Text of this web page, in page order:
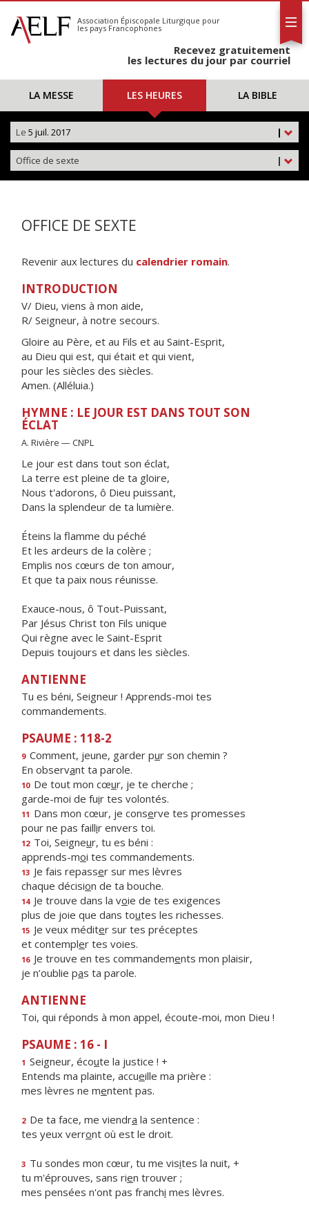
S'abonner
Calendrier
Association Épiscopale Liturgique pour
les pays Francophones
Recevez gratuitement
les lectures du jour par courriel
LA MESSE LES HEURES LA BIBLE
|
Le 5 juil. 2017
|
Office de sexte
OFFICE DE SEXTE
Revenir aux lectures du calendrier romain.
INTRODUCTION
V/ Dieu, viens à mon aide,
R/ Seigneur, à notre secours.
Gloire au Père, et au Fils et au Saint-Esprit,
au Dieu qui est, qui était et qui vient,
pour les siècles des siècles.
Amen. (Alléluia.)
HYMNE : LE JOUR EST DANS TOUT SON
ÉCLAT
A. Rivière — CNPL
Le jour est dans tout son éclat,
La terre est pleine de ta gloire,
Nous t'adorons, ô Dieu puissant,
Dans la splendeur de ta lumière.
Éteins la flamme du péché
Et les ardeurs de la colère ;
Emplis nos cœurs de ton amour,
Et que ta paix nous réunisse.
Exauce-nous, ô Tout-Puissant,
Par Jésus Christ ton Fils unique
Qui règne avec le Saint-Esprit
Depuis toujours et dans les siècles.
ANTIENNE
Tu es béni, Seigneur ! Apprends-moi tes
commandements.
PSAUME : 118-2
9 Comment, jeune, garder pur son chemin ?
En observant ta parole.
10 De tout mon cœur, je te cherche ;
garde-moi de fuir tes volontés.
11 Dans mon cœur, je conserve tes promesses
pour ne pas faillir envers toi.
12 Toi, Seigneur, tu es béni :
apprends-moi tes commandements.
13 Je fais repasser sur mes lèvres
chaque décision de ta bouche.
14 Je trouve dans la voie de tes exigences
plus de joie que dans toutes les richesses.
15 Je veux méditer sur tes préceptes
et contempler tes voies.
16 Je trouve en tes commandements mon plaisir,
je n’oublie pas ta parole.
ANTIENNE
Toi, qui réponds à mon appel, écoute-moi, mon Dieu !
PSAUME : 16 - I
1 Seigneur, écoute la justice ! +
Entends ma plainte, accueille ma prière :
mes lèvres ne mentent pas.
2 De ta face, me viendra la sentence :
tes yeux verront où est le droit.
3 Tu sondes mon cœur, tu me visites la nuit, +
tu m'éprouves, sans rien trouver ;
mes pensées n'ont pas franchi mes lèvres.